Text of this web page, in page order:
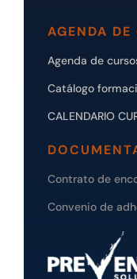
AGENDA DE
Agenda de
Catálogo
CALENDARIO
Contrato de
Convenio de